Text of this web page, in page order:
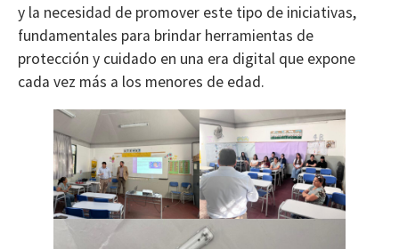
y la necesidad de promover este tipo de iniciativas,
fundamentales para brindar herramientas de
protección y cuidado en una era digital que expone
cada vez más a los menores de edad.